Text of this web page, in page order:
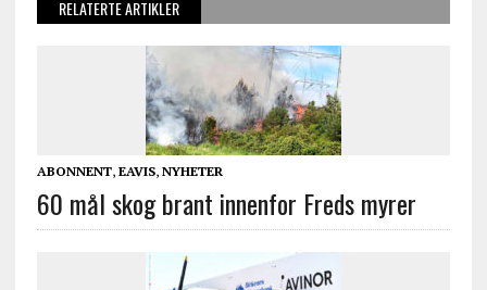
RELATERTE ARTIKLER
ABONNENT, EAVIS, NYHETER
60 mål skog brant innenfor Freds myrer